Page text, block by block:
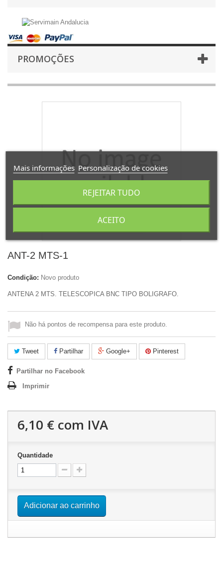
PROMOÇÕES
Ver maior
ANT-2 MTS-1
Condição: Novo produto
ANTENA 2 MTS. TELESCOPICA BNC TIPO BOLIGRAFO.
Não há pontos de recompensa para este produto.
Tweet Partilhar Google+ Pinterest
Partilhar no Facebook
Imprimir
6,10 € com IVA
Quantidade
Adicionar ao carrinho
Mais informações Personalização de cookies
REJEITAR TUDO
ACEITO